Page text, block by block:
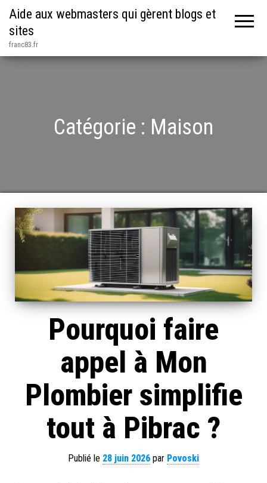
Aide aux webmasters qui gèrent blogs et
sites
franc83.fr
Catégorie : Maison
Pourquoi faire
appel à Mon
Plombier simplifie
tout à Pibrac ?
Publié le 28 juin 2026 par Povoski